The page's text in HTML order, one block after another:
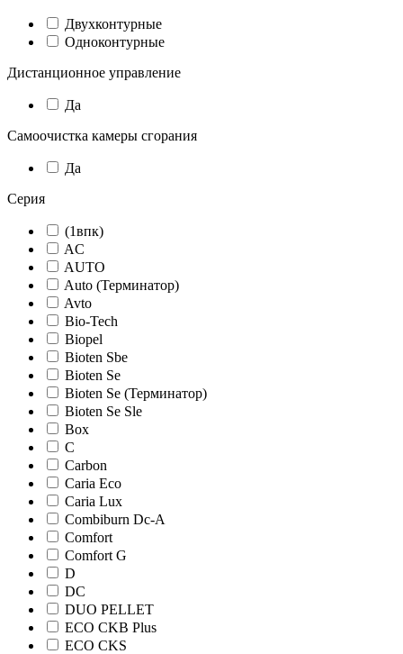
Двухконтурные
Одноконтурные
Дистанционное управление
Да
Самоочистка камеры сгорания
Да
Серия
(1впк)
AC
AUTO
Auto (Терминатор)
Avto
Bio-Tech
Biopel
Bioten Sbe
Bioten Se
Bioten Se (Терминатор)
Bioten Se Sle
Box
C
Carbon
Caria Eco
Caria Lux
Combiburn Dc-A
Comfort
Comfort G
D
DC
DUO PELLET
ECO CKB Plus
ECO CKS